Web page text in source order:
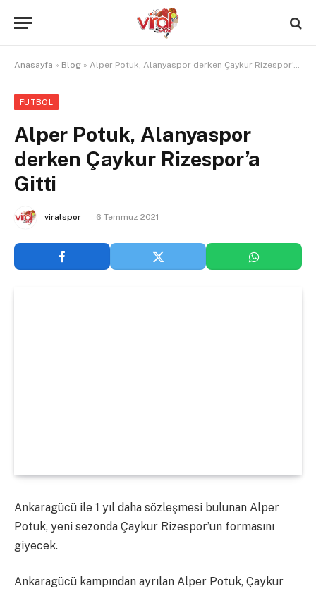
Anasayfa » Blog » Alper Potuk, Alanyaspor derken Çaykur Rizespor’a Gitti
FUTBOL
Alper Potuk, Alanyaspor
derken Çaykur Rizespor’a
Gitti
viralspor 6 Temmuz 2021
Ankaragücü ile 1 yıl daha sözleşmesi bulunan Alper
Potuk, yeni sezonda Çaykur Rizespor’un formasını
giyecek.
Ankaragücü kampından ayrılan Alper Potuk, Çaykur